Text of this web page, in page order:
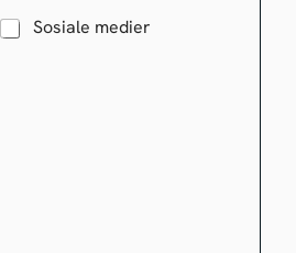
Sosiale medier